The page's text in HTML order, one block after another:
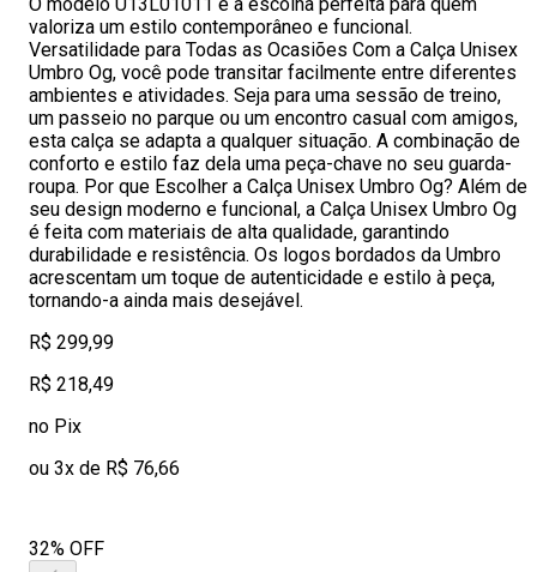
valoriza um estilo contemporâneo e funcional.
Versatilidade para Todas as Ocasiões Com a Calça Unisex
Umbro Og, você pode transitar facilmente entre diferentes
ambientes e atividades. Seja para uma sessão de treino,
um passeio no parque ou um encontro casual com amigos,
esta calça se adapta a qualquer situação. A combinação de
conforto e estilo faz dela uma peça-chave no seu guarda-
roupa. Por que Escolher a Calça Unisex Umbro Og? Além de
seu design moderno e funcional, a Calça Unisex Umbro Og
é feita com materiais de alta qualidade, garantindo
durabilidade e resistência. Os logos bordados da Umbro
acrescentam um toque de autenticidade e estilo à peça,
tornando-a ainda mais desejável.
R$ 299,99
R$ 218,49
no Pix
ou 3x de R$ 76,66
32% OFF